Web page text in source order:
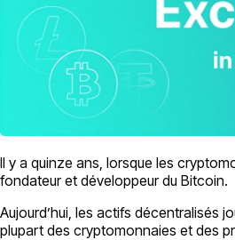
Il y a quinze ans, lorsque les
fondateur et développeur du Bitcoin.
Aujourd’hui, les actifs décentralisés
plupart des cryptomonnaies et des